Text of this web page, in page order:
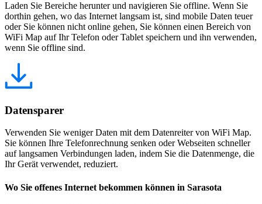
Laden Sie Bereiche herunter und navigieren Sie offline. Wenn Sie
dorthin gehen, wo das Internet langsam ist, sind mobile Daten teuer
oder Sie können nicht online gehen, Sie können einen Bereich von
WiFi Map auf Ihr Telefon oder Tablet speichern und ihn verwenden,
wenn Sie offline sind.
Datensparer
Verwenden Sie weniger Daten mit dem Datenreiter von WiFi Map.
Sie können Ihre Telefonrechnung senken oder Webseiten schneller
auf langsamen Verbindungen laden, indem Sie die Datenmenge, die
Ihr Gerät verwendet, reduziert.
Wo Sie offenes Internet bekommen können in Sarasota